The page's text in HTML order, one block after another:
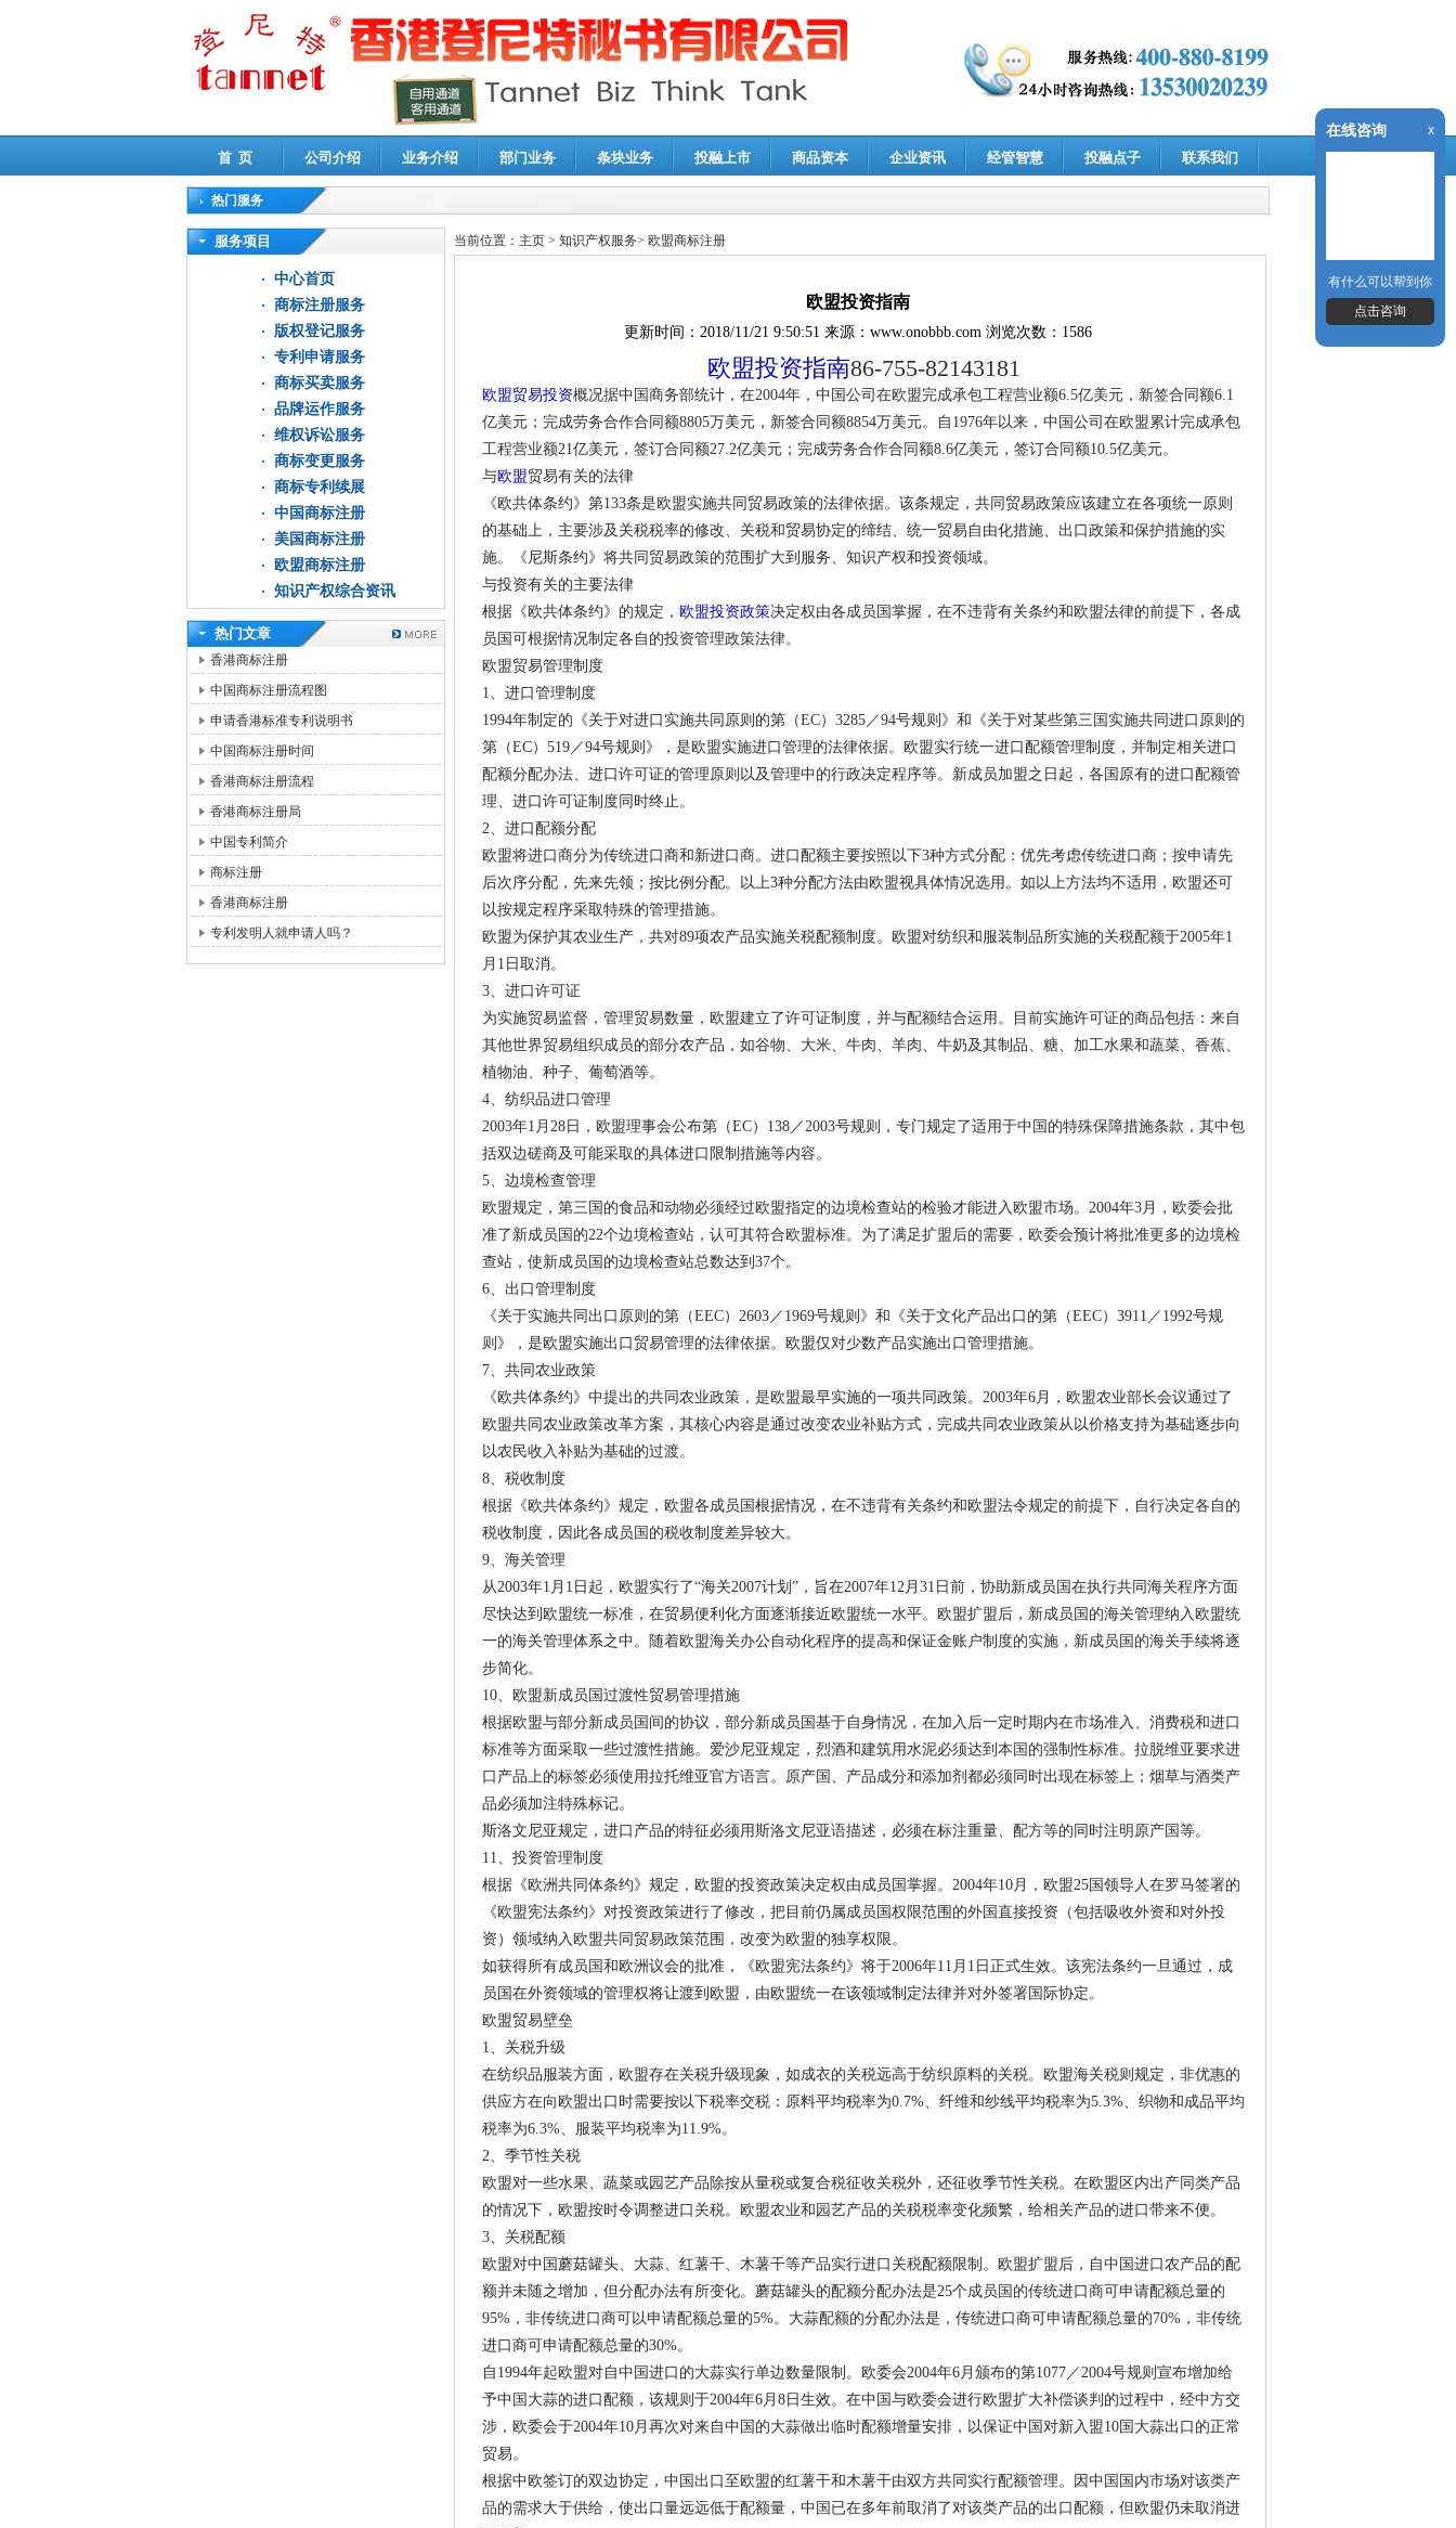
首 页 公司介绍 业务介绍 部门业务 条块业务 投融上市 商品资本 企业资讯 经管智慧 投融点子 联系我们
热门服务
高新技术企业认定审计|企业所得税汇算清缴申报鉴证
服务项目
中心首页
商标注册服务
版权登记服务
专利申请服务
商标买卖服务
品牌运作服务
维权诉讼服务
商标变更服务
商标专利续展
中国商标注册
美国商标注册
欧盟商标注册
知识产权综合资讯
热门文章
香港商标注册
中国商标注册流程图
申请香港标准专利说明书
中国商标注册时间
香港商标注册流程
香港商标注册局
中国专利简介
商标注册
香港商标注册
专利发明人就申请人吗？
当前位置： 主页 > 知识产权服务> 欧盟商标注册
欧盟投资指南
更新时间： 2018/11/21 9:50:51 来源： www.onobbb.com浏览次数：1586
欧盟投资指南86-755-82143181
欧盟贸易投资概况据中国商务部统计，在2004年，中国公司在欧盟完成承包工程营业额6.5亿美元，新签合同额6.1
亿美元；完成劳务合作合同额8805万美元，新签合同额8854万美元。自1976年以来，中国公司在欧盟累计完成承包
工程营业额21亿美元，签订合同额27.2亿美元；完成劳务合作合同额8.6亿美元，签订合同额10.5亿美元。
与欧盟贸易有关的法律
《欧共体条约》第133条是欧盟实施共同贸易政策的法律依据。该条规定，共同贸易政策应该建立在各项统一原则
的基础上，主要涉及关税税率的修改、关税和贸易协定的缔结、统一贸易自由化措施、出口政策和保护措施的实
施。《尼斯条约》将共同贸易政策的范围扩大到服务、知识产权和投资领域。
与投资有关的主要法律
根据《欧共体条约》的规定， 欧盟投资政策决定权由各成员国掌握，在不违背有关条约和欧盟法律的前提下，各成
员国可根据情况制定各自的投资管理政策法律。
欧盟贸易管理制度
1、进口管理制度
1994年制定的《关于对进口实施共同原则的第（EC）3285／94号规则》和《关于对某些第三国实施共同进口原则的
第（EC）519／94号规则》，是欧盟实施进口管理的法律依据。欧盟实行统一进口配额管理制度，并制定相关进口
配额分配办法、进口许可证的管理原则以及管理中的行政决定程序等。新成员加盟之日起，各国原有的进口配额管
理、进口许可证制度同时终止。
2、进口配额分配
欧盟将进口商分为传统进口商和新进口商。进口配额主要按照以下3种方式分配：优先考虑传统进口商；按申请先
后次序分配，先来先领；按比例分配。以上3种分配方法由欧盟视具体情况选用。如以上方法均不适用，欧盟还可
以按规定程序采取特殊的管理措施。
欧盟为保护其农业生产，共对89项农产品实施关税配额制度。欧盟对纺织和服装制品所实施的关税配额于2005年1
月1日取消。
3、进口许可证
为实施贸易监督，管理贸易数量，欧盟建立了许可证制度，并与配额结合运用。目前实施许可证的商品包括：来自
其他世界贸易组织成员的部分农产品，如谷物、大米、牛肉、羊肉、牛奶及其制品、糖、加工水果和蔬菜、香蕉、
植物油、种子、葡萄酒等。
4、纺织品进口管理
2003年1月28日，欧盟理事会公布第（EC）138／2003号规则，专门规定了适用于中国的特殊保障措施条款，其中包
括双边磋商及可能采取的具体进口限制措施等内容。
5、边境检查管理
欧盟规定，第三国的食品和动物必须经过欧盟指定的边境检查站的检验才能进入欧盟市场。2004年3月，欧委会批
准了新成员国的22个边境检查站，认可其符合欧盟标准。为了满足扩盟后的需要，欧委会预计将批准更多的边境检
查站，使新成员国的边境检查站总数达到37个。
6、出口管理制度
《关于实施共同出口原则的第（EEC）2603／1969号规则》和《关于文化产品出口的第（EEC）3911／1992号规
则》，是欧盟实施出口贸易管理的法律依据。欧盟仅对少数产品实施出口管理措施。
7、共同农业政策
《欧共体条约》中提出的共同农业政策，是欧盟最早实施的一项共同政策。2003年6月，欧盟农业部长会议通过了
欧盟共同农业政策改革方案，其核心内容是通过改变农业补贴方式，完成共同农业政策从以价格支持为基础逐步向
以农民收入补贴为基础的过渡。
8、税收制度
根据《欧共体条约》规定，欧盟各成员国根据情况，在不违背有关条约和欧盟法令规定的前提下，自行决定各自的
税收制度，因此各成员国的税收制度差异较大。
9、海关管理
从2003年1月1日起，欧盟实行了“海关2007计划”，旨在2007年12月31日前，协助新成员国在执行共同海关程序方面
尽快达到欧盟统一标准，在贸易便利化方面逐渐接近欧盟统一水平。欧盟扩盟后，新成员国的海关管理纳入欧盟统
一的海关管理体系之中。随着欧盟海关办公自动化程序的提高和保证金账户制度的实施，新成员国的海关手续将逐
步简化。
10、欧盟新成员国过渡性贸易管理措施
根据欧盟与部分新成员国间的协议，部分新成员国基于自身情况，在加入后一定时期内在市场准入、消费税和进口
标准等方面采取一些过渡性措施。爱沙尼亚规定，烈酒和建筑用水泥必须达到本国的强制性标准。拉脱维亚要求进
口产品上的标签必须使用拉托维亚官方语言。原产国、产品成分和添加剂都必须同时出现在标签上；烟草与酒类产
品必须加注特殊标记。
斯洛文尼亚规定，进口产品的特征必须用斯洛文尼亚语描述，必须在标注重量、配方等的同时注明原产国等。
11、投资管理制度
根据《欧洲共同体条约》规定，欧盟的投资政策决定权由成员国掌握。2004年10月，欧盟25国领导人在罗马签署的
《欧盟宪法条约》对投资政策进行了修改，把目前仍属成员国权限范围的外国直接投资（包括吸收外资和对外投
资）领域纳入欧盟共同贸易政策范围，改变为欧盟的独享权限。
如获得所有成员国和欧洲议会的批准，《欧盟宪法条约》将于2006年11月1日正式生效。该宪法条约一旦通过，成
员国在外资领域的管理权将让渡到欧盟，由欧盟统一在该领域制定法律并对外签署国际协定。
欧盟贸易壁垒
1、关税升级
在纺织品服装方面，欧盟存在关税升级现象，如成衣的关税远高于纺织原料的关税。欧盟海关税则规定，非优惠的
供应方在向欧盟出口时需要按以下税率交税：原料平均税率为0.7%、纤维和纱线平均税率为5.3%、织物和成品平均
税率为6.3%、服装平均税率为11.9%。
2、季节性关税
欧盟对一些水果、蔬菜或园艺产品除按从量税或复合税征收关税外，还征收季节性关税。在欧盟区内出产同类产品
的情况下，欧盟按时令调整进口关税。欧盟农业和园艺产品的关税税率变化频繁，给相关产品的进口带来不便。
3、关税配额
欧盟对中国蘑菇罐头、大蒜、红薯干、木薯干等产品实行进口关税配额限制。欧盟扩盟后，自中国进口农产品的配
额并未随之增加，但分配办法有所变化。蘑菇罐头的配额分配办法是25个成员国的传统进口商可申请配额总量的
95%，非传统进口商可以申请配额总量的5%。大蒜配额的分配办法是，传统进口商可申请配额总量的70%，非传统
进口商可申请配额总量的30%。
自1994年起欧盟对自中国进口的大蒜实行单边数量限制。欧委会2004年6月颁布的第1077／2004号规则宣布增加给
予中国大蒜的进口配额，该规则于2004年6月8日生效。在中国与欧委会进行欧盟扩大补偿谈判的过程中，经中方交
涉，欧委会于2004年10月再次对来自中国的大蒜做出临时配额增量安排，以保证中国对新入盟10国大蒜出口的正常
贸易。
根据中欧签订的双边协定，中国出口至欧盟的红薯干和木薯干由双方共同实行配额管理。因中国国内市场对该类产
品的需求大于供给，使出口量远远低于配额量，中国已在多年前取消了对该类产品的出口配额，但欧盟仍未取消进
在线咨询 x
有什么可以帮到你
点击咨询